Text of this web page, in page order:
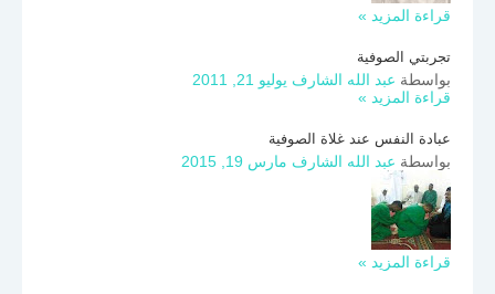
قراءة المزيد »
تجربتي الصوفية
بواسطة عبد الله الشارف يوليو 21, 2011
قراءة المزيد »
عبادة النفس عند غلاة الصوفية
بواسطة عبد الله الشارف مارس 19, 2015
قراءة المزيد »